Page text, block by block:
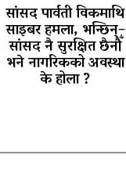
सांसद पार्वती विकमाथि
साइबर हमला, भन्छिन्–
सांसद नै सुरक्षित छैनौँ
भने नागरिकको अवस्था
के होला ?